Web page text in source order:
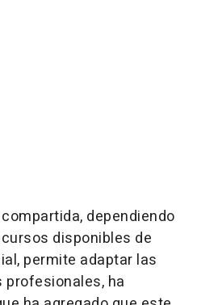
dependiendo
disponibles de
permite adaptar las
ha